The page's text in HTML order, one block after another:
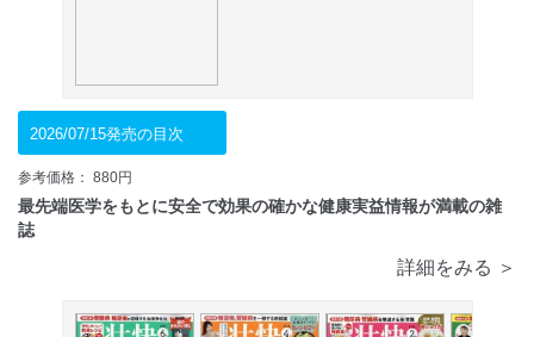
2026/07/15発売の目次
参考価格： 880円
最先端医学をもとに安全で効果の確かな健康実益情報が満載の雑
誌
詳細をみる ＞